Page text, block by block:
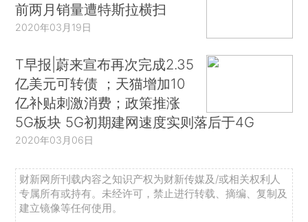
前两月销量遭特斯拉横扫
2020年03月19日
T早报|蔚来宣布再次完成2.35
亿美元可转债 ；天猫增加10
亿补贴刺激消费；政策推涨
5G板块 5G初期建网速度实则落后于4G
2020年03月06日
财新网所刊载内容之知识产权为财新传媒及/或相关权利人
专属所有或持有。未经许可，禁止进行转载、摘编、复制及
建立镜像等任何使用。